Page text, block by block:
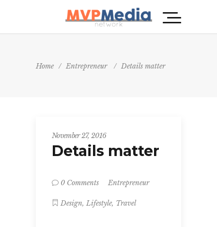
Home / Entrepreneur / Details matter
November 27, 2016
Details matter
0 Comments Entrepreneur
Design, Lifestyle, Travel